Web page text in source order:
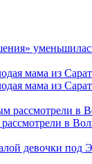
мама из
в
девочки под